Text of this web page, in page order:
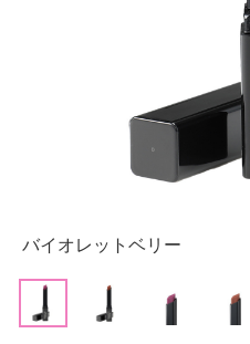
バイオレットベリー